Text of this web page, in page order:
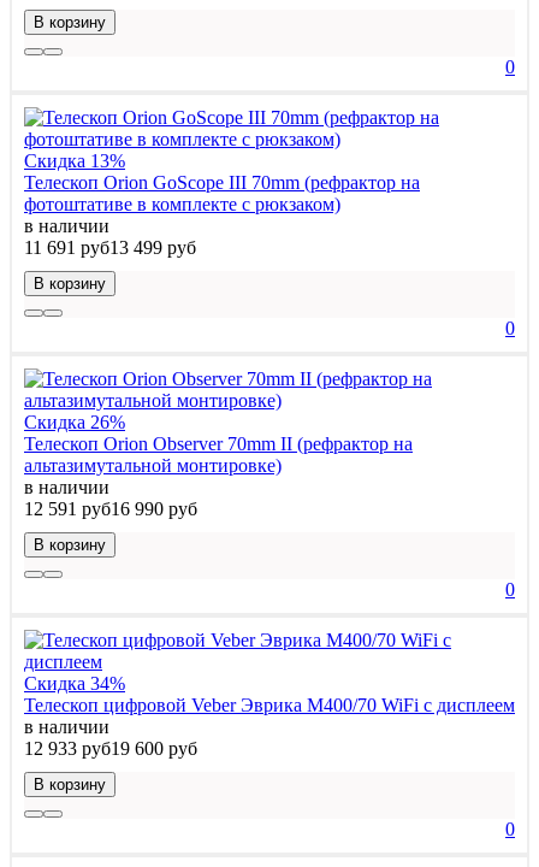
В корзину
0
Скидка 13%
Телескоп Orion GoScope III 70mm (рефрактор на
фотоштативе в комплекте с рюкзаком)
в наличии
11 691 руб13 499 руб
В корзину
0
Скидка 26%
Телескоп Orion Observer 70mm II (рефрактор на
альтазимутальной монтировке)
в наличии
12 591 руб16 990 руб
В корзину
0
Скидка 34%
Телескоп цифровой Veber Эврика M400/70 WiFi с дисплеем
в наличии
12 933 руб19 600 руб
В корзину
0